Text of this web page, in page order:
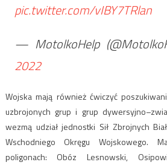
pic.twitter.com/vIBY7TRlan
— MotolkoHelp
2022
Wojska mają również ćwiczyć
uzbrojonych grup i grup
wezmą udział jednostki Sił Zbrojnych
Wschodniego Okręgu Wojskowego.
poligonach: Obóz Lesnowski,